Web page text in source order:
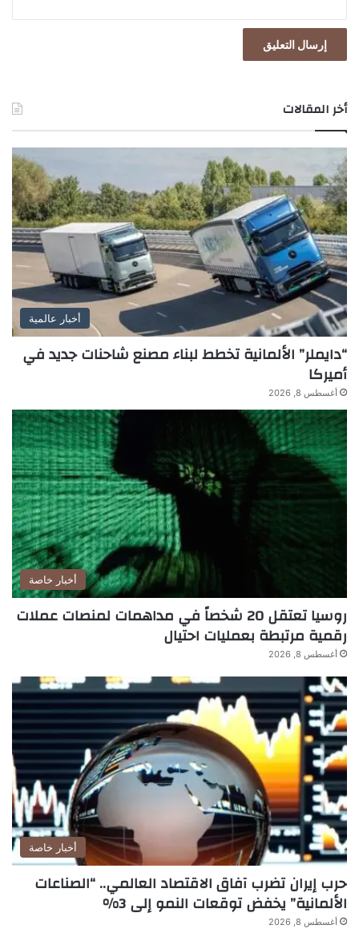
أخر المقالات
أخبار عالمية
“دايملر” الألمانية تخطط لبناء مصنع شاحنات جديد في
أميركا
أغسطس 8, 2026
أخبار خاصة
روسيا تعتقل 20 شخصاً في مداهمات لمنصات عملات
رقمية مرتبطة بعمليات احتيال
أغسطس 8, 2026
أخبار خاصة
حرب إيران تضرب آفاق الاقتصاد العالمي.. “الصناعات
الألمانية” يخفض توقعات النمو إلى 3%
أغسطس 8, 2026